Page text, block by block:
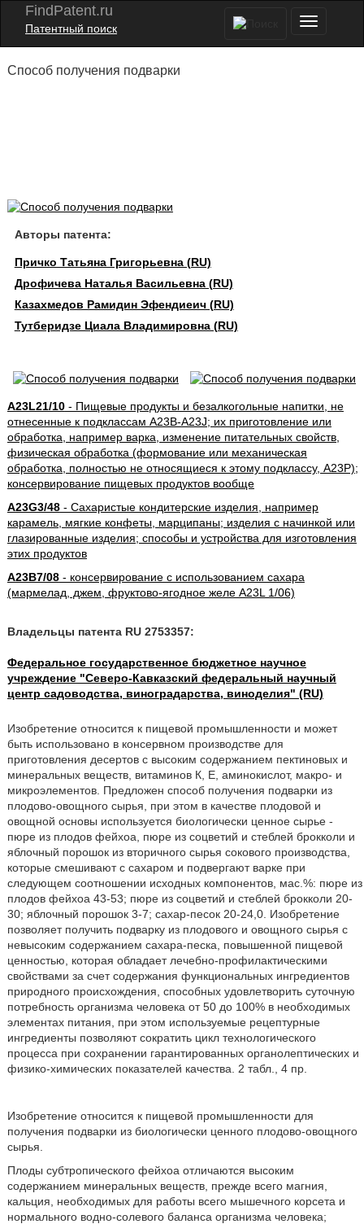
FindPatent.ru
Патентный поиск
Способ получения подварки
Авторы патента:
Причко Татьяна Григорьевна (RU)
Дрофичева Наталья Васильевна (RU)
Казахмедов Рамидин Эфендиеич (RU)
Тутберидзе Циала Владимировна (RU)
A23L21/10- Пищевые продукты и безалкогольные напитки, не
отнесенные к подклассам A23B-A23J; их приготовление или
обработка, например варка, изменение питательных свойств,
физическая обработка (формование или механическая
обработка, полностью не относящиеся к этому подклассу, A23P);
консервирование пищевых продуктов вообще
A23G3/48- Сахаристые кондитерские изделия, например
карамель, мягкие конфеты, марципаны; изделия с начинкой или
глазированные изделия; способы и устройства для изготовления
этих продуктов
A23B7/08- консервирование с использованием сахара
(мармелад, джем, фруктово-ягодное желе A23L 1/06)
Владельцы патента RU 2753357:
Федеральное государственное бюджетное научное
учреждение "Северо-Кавказский федеральный научный
центр садоводства, виноградарства, виноделия" (RU)
Изобретение относится к пищевой промышленности и может
быть использовано в консервном производстве для
приготовления десертов с высоким содержанием пектиновых и
минеральных веществ, витаминов К, Е, аминокислот, макро- и
микроэлементов. Предложен способ получения подварки из
плодово-овощного сырья, при этом в качестве плодовой и
овощной основы используется биологически ценное сырье -
пюре из плодов фейхоа, пюре из соцветий и стеблей брокколи и
яблочный порошок из вторичного сырья сокового производства,
которые смешивают с сахаром и подвергают варке при
следующем соотношении исходных компонентов, мас.%: пюре из
плодов фейхоа 43-53; пюре из соцветий и стеблей брокколи 20-
30; яблочный порошок 3-7; сахар-песок 20-24,0. Изобретение
позволяет получить подварку из плодового и овощного сырья с
невысоким содержанием сахара-песка, повышенной пищевой
ценностью, которая обладает лечебно-профилактическими
свойствами за счет содержания функциональных ингредиентов
природного происхождения, способных удовлетворить суточную
потребность организма человека от 50 до 100% в необходимых
элементах питания, при этом используемые рецептурные
ингредиенты позволяют сократить цикл технологического
процесса при сохранении гарантированных органолептических и
физико-химических показателей качества. 2 табл., 4 пр.
Изобретение относится к пищевой промышленности для
получения подварки из биологически ценного плодово-овощного
сырья.
Плоды субтропического фейхоа отличаются высоким
содержанием минеральных веществ, прежде всего магния,
кальция, необходимых для работы всего мышечного корсета и
нормального водно-солевого баланса организма человека;